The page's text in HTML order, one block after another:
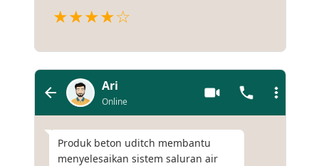
★★★★☆
Ari
Online
Produk beton uditch membantu
menyelesaikan sistem saluran air